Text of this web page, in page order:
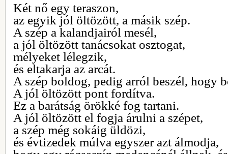
Két nő egy teraszon,
az egyik jól öltözött, a másik szép.
A szép a kalandjairól mesél,
a jól öltözött tanácsokat osztogat,
mélyeket lélegzik,
és eltakarja az arcát.
A szép boldog, pedig arról beszél, hogy
A jól öltözött pont fordítva.
Ez a barátság örökké fog tartani.
A jól öltözött el fogja árulni a szépet,
a szép még sokáig üldözi,
és évtizedek múlva egyszer azt álmodja,